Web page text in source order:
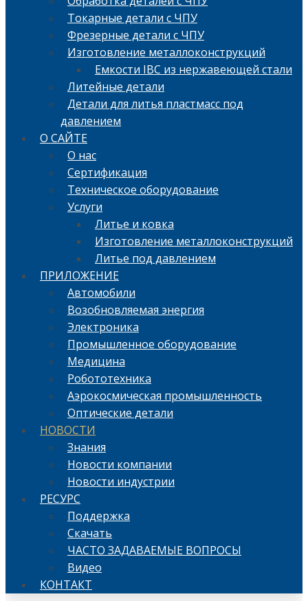
Токарные детали с ЧПУ
Фрезерные детали с ЧПУ
Изготовление металлоконструкций
Емкости IBC из нержавеющей стали
Литейные детали
Детали для литья пластмасс под
давлением
О САЙТЕ
О нас
Сертификация
Техническое оборудование
Услуги
Литье и ковка
Изготовление металлоконструкций
Литье под давлением
ПРИЛОЖЕНИЕ
Автомобили
Возобновляемая энергия
Электроника
Промышленное оборудование
Медицина
Робототехника
Аэрокосмическая промышленность
Оптические детали
НОВОСТИ
Знания
Новости компании
Новости индустрии
РЕСУРС
Поддержка
Скачать
ЧАСТО ЗАДАВАЕМЫЕ ВОПРОСЫ
Видео
КОНТАКТ